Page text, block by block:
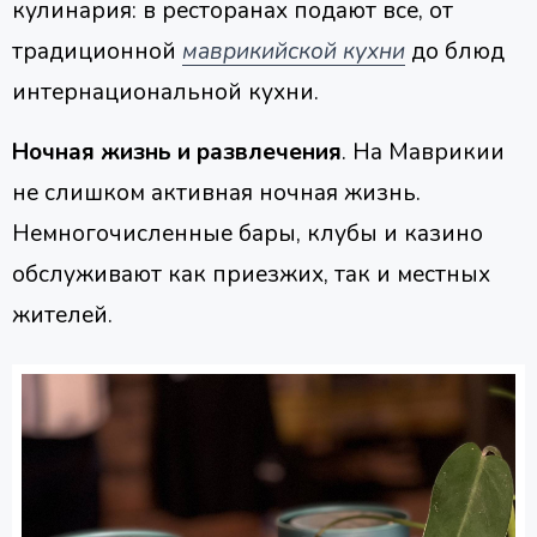
кулинария: в ресторанах подают все, от
традиционной маврикийской кухни до блюд
интернациональной кухни.
Ночная жизнь и развлечения. На Маврикии
не слишком активная ночная жизнь.
Немногочисленные бары, клубы и казино
обслуживают как приезжих, так и местных
жителей.